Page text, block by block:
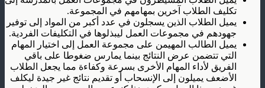
تكليف الطلاب آخرين بمهامهم في المجموعة.
يميل الطلاب الذين يسجلون في عدد أكبر من المواد إلى توفير
جهودهم في مجموعات العمل ليبذلوها في التكليفات الفردية.
يميل الطالب المهيمن على مجموعة العمل إلى اختيار المهام
التي تتضمن عرض النتائج بينما يمارس ضغوطا على باقي
الفريق لأداء المهام الأخرى بسرعة وكفاءة مما يجعل الطلاب
الأضعف يميلون إلى الإنسحاب أو تقديم نتائج غير جيدة ليكلف